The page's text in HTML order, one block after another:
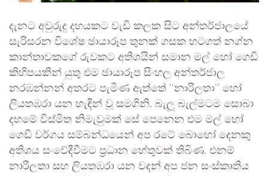
දැනට අවුරුදු දහයකට වැඩි කලක සිට අන්තර්ජාලයේ
සැරිසරන විශේෂ ඡායාරූප තුනක් ගසක හටගත් නග්න
කාන්තාවකගේ රුවකට අතිශයින් සමාන මල් හෝ ගෙඩි
කිහිපයකින් යුතු එම ඡායාරූප සිංහල අන්තර්ජාල
නරඹන්නන් අතරට පැමිණ ඇත්තේ ‘‘නාරිලතා’’ හෝ
ලියතඹරා යන හැඳින් වූ සමගිනි. බැලූ බැල්මටම සොබා
දහමේ විස්මිත නිමැවුමක් සේ පෙනෙන එම මල් හෝ
ගෙඩි වර්ගය සම්බන්ධයෙන් අප රටේ බොහෝ දෙනකු
අතිශය සංවේදීවීමට ප්‍රධාන හේතුවක් තිබිණ. එනම්
නාරිලතා සහ ලියතඹරා යන වදන් අප ජන සංස්කෘතිය